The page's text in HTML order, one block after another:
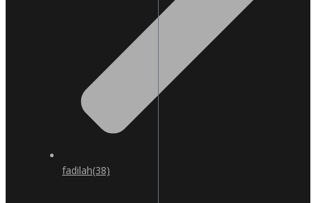
fadilah(38)